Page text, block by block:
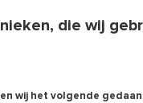
die wij
wij het volgende